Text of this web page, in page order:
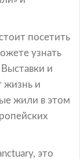
посетить
узнать
и
жизнь и
жили в этом
это